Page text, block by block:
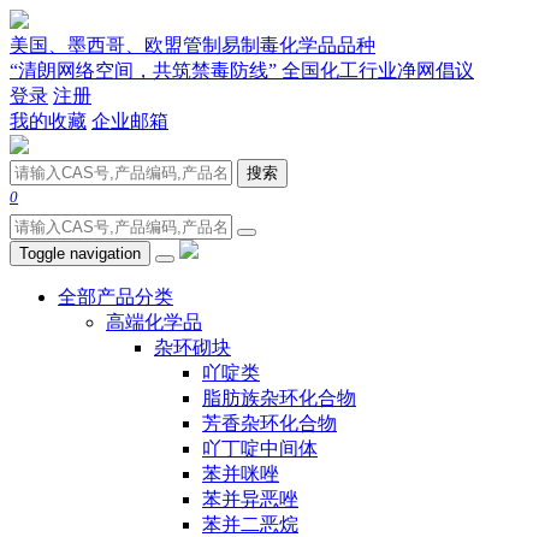
美国、墨西哥、欧盟管制易制毒化学品品种
“清朗网络空间，共筑禁毒防线” 全国化工行业净网倡议
登录 注册
我的收藏 企业邮箱
搜索
0
Toggle navigation
全部产品分类
高端化学品
杂环砌块
吖啶类
脂肪族杂环化合物
芳香杂环化合物
吖丁啶中间体
苯并咪唑
苯并异恶唑
苯并二恶烷